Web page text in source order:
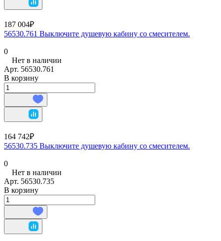
187 004₽
56530.761 Выключите душевую кабину со смесителем.
0
Нет в наличии
Арт. 56530.761
В корзину
164 742₽
56530.735 Выключите душевую кабину со смесителем.
0
Нет в наличии
Арт. 56530.735
В корзину